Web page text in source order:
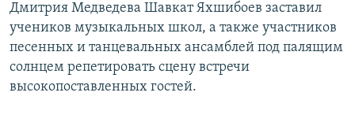
Дмитрия Медведева Шавкат Яхшибоев заставил
учеников музыкальных школ, а также участников
песенных и танцевальных ансамблей под палящим
солнцем репетировать сцену встречи
высокопоставленных гостей.